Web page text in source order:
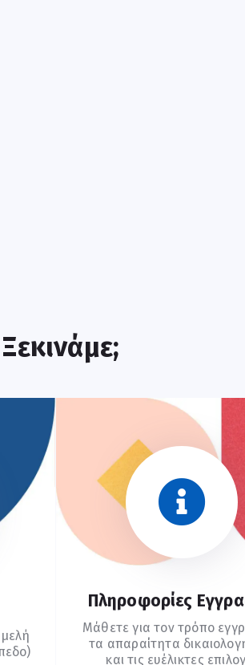
Πληροφορίες
Μάθετε για τον τρόπο
τα απαραίτητα
και τις ευέλικτες